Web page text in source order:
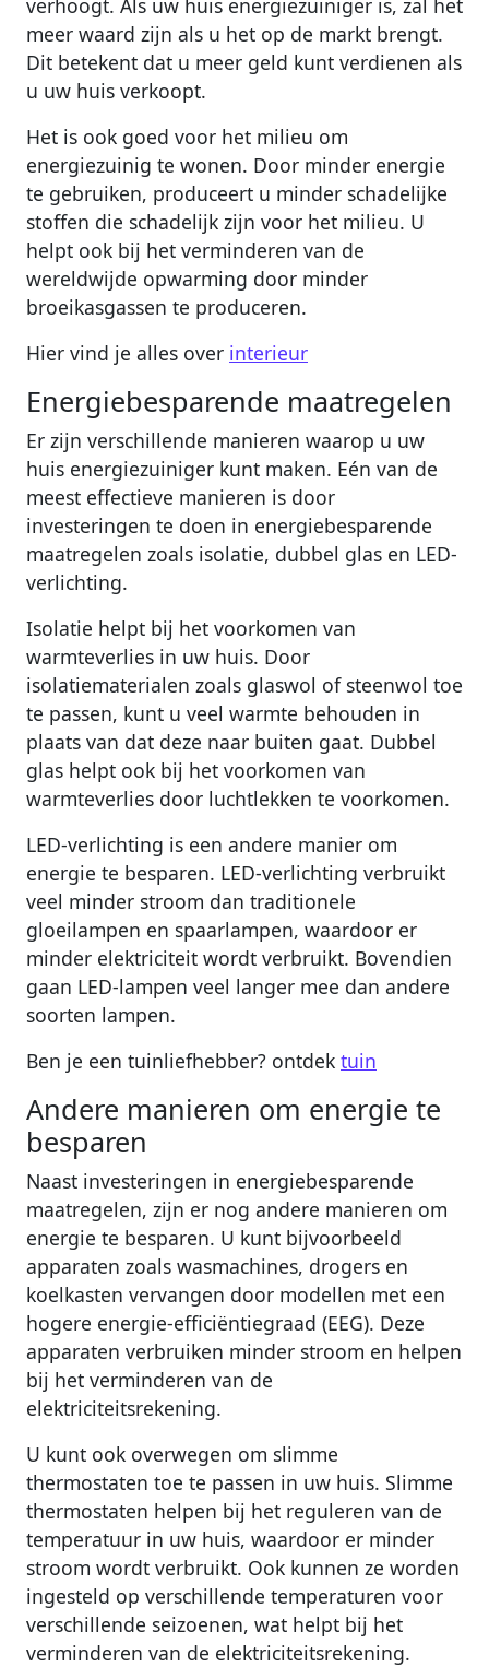
meer waard zijn als u het op de markt brengt.
Dit betekent dat u meer geld kunt verdienen als
u uw huis verkoopt.
Het is ook goed voor het milieu om
energiezuinig te wonen. Door minder energie
te gebruiken, produceert u minder schadelijke
stoffen die schadelijk zijn voor het milieu. U
helpt ook bij het verminderen van de
wereldwijde opwarming door minder
broeikasgassen te produceren.
Hier vind je alles over interieur
Energiebesparende maatregelen
Er zijn verschillende manieren waarop u uw
huis energiezuiniger kunt maken. Eén van de
meest effectieve manieren is door
investeringen te doen in energiebesparende
maatregelen zoals isolatie, dubbel glas en LED-
verlichting.
Isolatie helpt bij het voorkomen van
warmteverlies in uw huis. Door
isolatiematerialen zoals glaswol of steenwol toe
te passen, kunt u veel warmte behouden in
plaats van dat deze naar buiten gaat. Dubbel
glas helpt ook bij het voorkomen van
warmteverlies door luchtlekken te voorkomen.
LED-verlichting is een andere manier om
energie te besparen. LED-verlichting verbruikt
veel minder stroom dan traditionele
gloeilampen en spaarlampen, waardoor er
minder elektriciteit wordt verbruikt. Bovendien
gaan LED-lampen veel langer mee dan andere
soorten lampen.
Ben je een tuinliefhebber? ontdek tuin
Andere manieren om energie te
besparen
Naast investeringen in energiebesparende
maatregelen, zijn er nog andere manieren om
energie te besparen. U kunt bijvoorbeeld
apparaten zoals wasmachines, drogers en
koelkasten vervangen door modellen met een
hogere energie-efficiëntiegraad (EEG). Deze
apparaten verbruiken minder stroom en helpen
bij het verminderen van de
elektriciteitsrekening.
U kunt ook overwegen om slimme
thermostaten toe te passen in uw huis. Slimme
thermostaten helpen bij het reguleren van de
temperatuur in uw huis, waardoor er minder
stroom wordt verbruikt. Ook kunnen ze worden
ingesteld op verschillende temperaturen voor
verschillende seizoenen, wat helpt bij het
verminderen van de elektriciteitsrekening.